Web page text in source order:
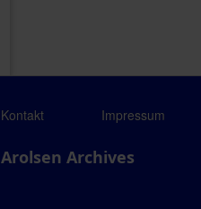
Kontakt Impressum
Arolsen Archives